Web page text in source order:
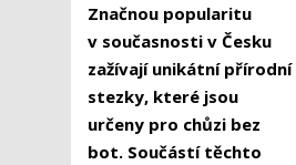
Značnou popularitu
v současnosti v Česku
zažívají unikátní přírodní
stezky, které jsou
určeny pro chůzi bez
bot. Součástí těchto